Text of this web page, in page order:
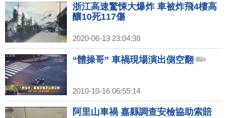
浙江高速驚悚大爆炸 車被炸飛4樓高
釀10死117傷
2020-06-13 23:04:38
“體操哥” 車禍現場演出側空翻
2010-10-16 06:55:14
阿里山車禍 嘉縣調查安檢協助索賠